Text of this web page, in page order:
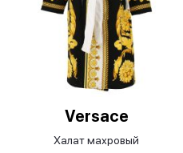
Versace
Халат махровый